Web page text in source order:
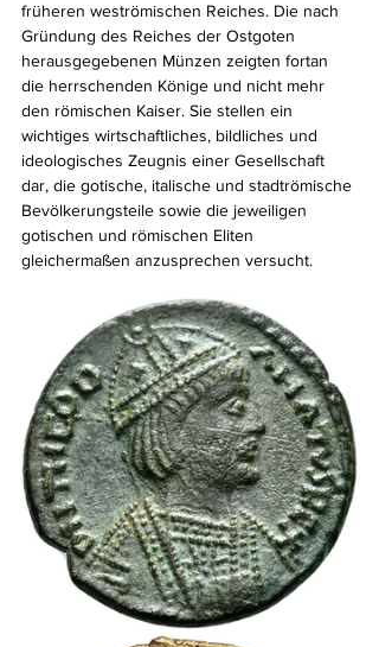
früheren weströmischen Reiches. Die nach
Gründung des Reiches der Ostgoten
herausgegebenen Münzen zeigten fortan
die herrschenden Könige und nicht mehr
den römischen Kaiser. Sie stellen ein
wichtiges wirtschaftliches, bildliches und
ideologisches Zeugnis einer Gesellschaft
dar, die gotische, italische und stadtrömische
Bevölkerungsteile sowie die jeweiligen
gotischen und römischen Eliten
gleichermaßen anzusprechen versucht.